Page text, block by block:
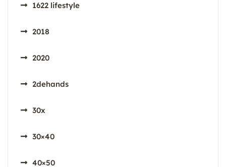
1622 lifestyle
2018
2020
2dehands
30x
30×40
40×50